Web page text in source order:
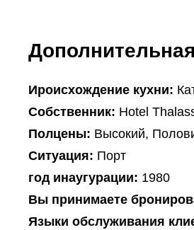
Ироисхождение кухни:
Собственник: Hotel
Полцены: Высокий,
Ситуация: Порт
год инаугурации: 1980
Вы принимаете
Языки обслуживания